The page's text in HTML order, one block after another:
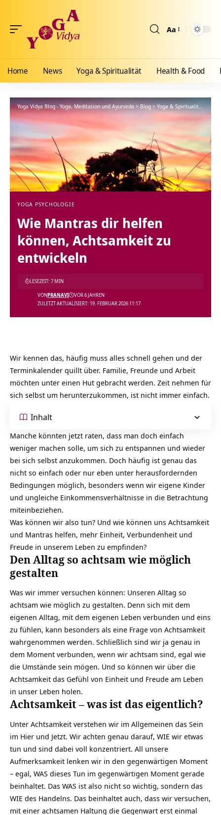
Aa
Home News Yoga & Spiritualität Health & Food
Yoga Vidya Blog - Yoga, Meditation und Ayurveda>Blog>Yoga & Spiritualität >
YOGA PSYCHOLOGIE
Wie Mantras dir helfen
können, Achtsamkeit zu
entwickeln
ZULETZT AKTUALISIERT: 19. FEBRUAR 2026 11:17
VONPRANAVI VOR 6 JAHREN
LESEZEIT: 7 MIN
Wir kennen das, häufig muss alles schnell gehen und der
Terminkalender quillt über. Familie, Freunde und Arbeit
möchten unter einen Hut gebracht werden. Zeit nehmen für
sich selbst um herunterzukommen, ist nicht immer einfach.
Inhalt
Manche könnten jetzt raten, dass man doch einfach
weniger machen solle, um sich zu entspannen und wieder
bei sich selbst anzukommen. Doch häufig ist genau das
nicht so einfach oder nur eben unter herausfordernden
Bedingungen möglich, besonders wenn wir eigene Kinder
und ungleiche Einkommensverhältnisse in die Betrachtung
miteinbeziehen.
Was können wir also tun? Und wie können uns Achtsamkeit
und Mantras helfen, mehr Einheit, Verbundenheit und
Freude in unserem Leben zu empfinden?
Den Alltag so achtsam wie möglich
gestalten
Was wir immer versuchen können: Unseren Alltag so
achtsam wie möglich zu gestalten. Denn sich mit dem
eigenen Alltag, mit dem eigenen Leben verbunden und eins
zu fühlen, kann besonders als eine Frage von Achtsamkeit
wahrgenommen werden. Schließlich sind wir ja genau in
dem Moment verbunden, wenn wir achtsam sind, egal wie
die Umstände sein mögen. Und so können wir über die
Achtsamkeit das Gefühl von Einheit und Freude am Leben
in unser Leben holen.
Achtsamkeit – was ist das eigentlich?
Unter Achtsamkeit verstehen wir im Allgemeinen das Sein
im Hier und Jetzt. Wir achten genau darauf, WIE wir etwas
tun und sind dabei voll konzentriert. All unsere
Aufmerksamkeit lenken wir in den gegenwärtigen Moment
– egal, WAS dieses Tun im gegenwärtigen Moment gerade
beinhaltet. Das WAS ist also nicht so wichtig, sondern das
WIE des Handelns. Das beinhaltet auch, dass wir versuchen,
mit einer achtsamen Haltung die Gegenwart erst einmal